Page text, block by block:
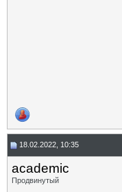
18.02.2022, 10:35
academic
Продвинутый